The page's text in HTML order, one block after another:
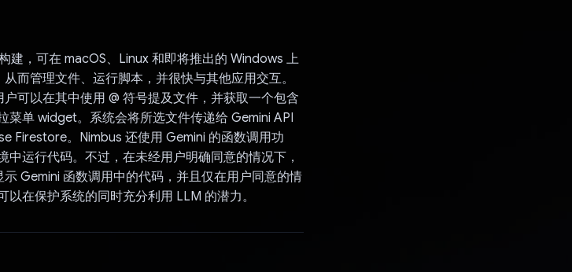
建，可在 macOS、Linux 和即将推出的 Windows 上
而管理文件、运行脚本，并很快与其他应用交互。
可以在其中使用 @ 符号提及文件，并获取一个包含
菜单 widget。系统会将所选文件传递给 Gemini API
Firestore。Nimbus 还使用 Gemini 的函数调用功
运行代码。不过，在未经用户明确同意的情况下，
Gemini 函数调用中的代码，并且仅在用户同意的情
在保护系统的同时充分利用 LLM 的潜力。